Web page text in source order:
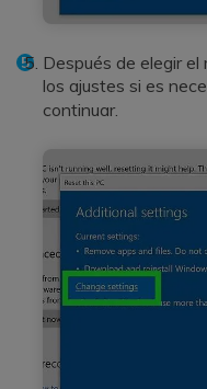
Después de elegir
los ajustes si es
continuar.